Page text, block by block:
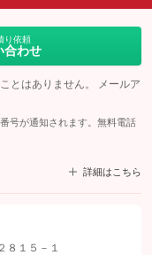
り依頼
合わせ
とはありません。 メールア
号が通知されます。無料電話
詳細はこちら
から「許可する」ボタンを押
８１５－１